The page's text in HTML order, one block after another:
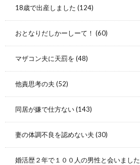
18歳で出産しました (124)
おとなりだしかーしーて！ (60)
マザコン夫に天罰を (48)
他責思考の夫 (52)
同居が嫌で仕方ない(143)
妻の体調不良を認めない夫 (30)
婚活歴２年で１００人の男性と会いました